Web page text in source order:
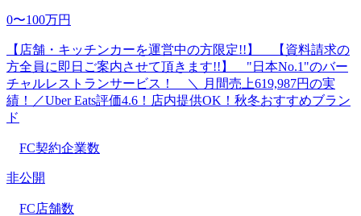
0〜100万円
【店舗・キッチンカーを運営中の方限定!!】 【資料請求の
方全員に即日ご案内させて頂きます!!】 "日本No.1"のバー
チャルレストランサービス！ ＼ 月間売上619,987円の実
績！／Uber Eats評価4.6！店内提供OK！秋冬おすすめブラン
ド
FC契約企業数
非公開
FC店舗数